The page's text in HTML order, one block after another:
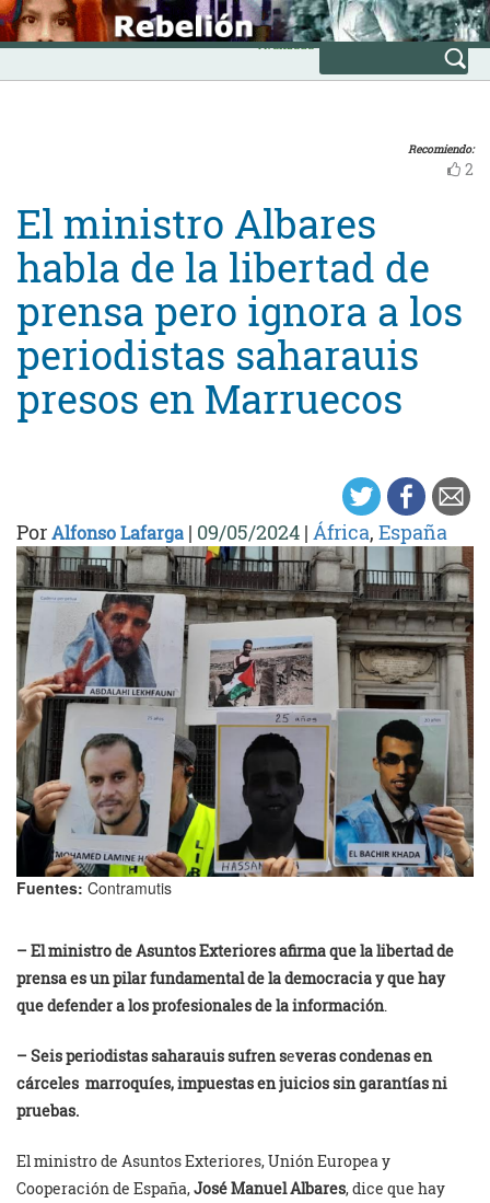
Skip
to
content
INICIO
Avanzada
Recomiendo:
2
El ministro Albares
habla de la libertad de
prensa pero ignora a los
periodistas saharauis
presos en Marruecos
PorAlfonso Lafarga | 09/05/2024 | África, España
Fuentes: Contramutis
– El ministro de Asuntos Exteriores afirma que la libertad de
prensa es un pilar fundamental de la democracia y que hay
que defender a los profesionales de la información
– Seis periodistas saharauis sufren severas condenas en
cárceles marroquíes, impuestas en juicios sin garantías ni
pruebas.
El ministro de Asuntos Exteriores, Unión Europea y
Cooperación de España,José Manuel Albares, dice que hay